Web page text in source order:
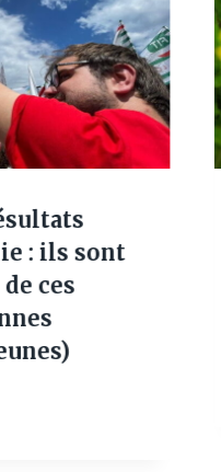
: ils sont
ces